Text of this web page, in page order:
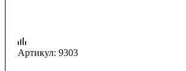
Артикул: 9303